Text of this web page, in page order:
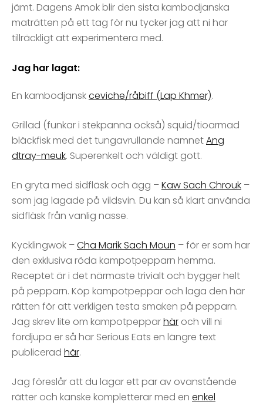
jämt. Dagens Amok blir den sista kambodjanska
maträtten på ett tag för nu tycker jag att ni har
tillräckligt att experimentera med.
Jag har lagat:
En kambodjanskceviche/råbiff (Lap Khmer).
Grillad (funkar i stekpanna också) squid/tioarmad
bläckfisk med det tungavrullande namnetAng
dtray-meuk. Superenkelt och väldigt gott.
En gryta med sidfläsk och ägg –Kaw Sach Chrouk –
som jag lagade på vildsvin. Du kan så klart använda
sidfläsk från vanlig nasse.
Kycklingwok –Cha Marik Sach Moun – för er som har
den exklusiva röda kampotpepparn hemma.
Receptet är i det närmaste trivialt och bygger helt
på pepparn. Köp kampotpeppar och laga den här
rätten för att verkligen testa smaken på pepparn.
Jag skrev lite om kampotpepparhär och vill ni
fördjupa er så har Serious Eats en längre text
publicerad här.
Jag föreslår att du lagar ett par av ovanstående
rätter och kanske kompletterar med en enkel